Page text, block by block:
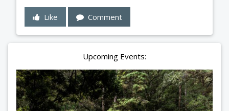
Like Comment
Upcoming Events: